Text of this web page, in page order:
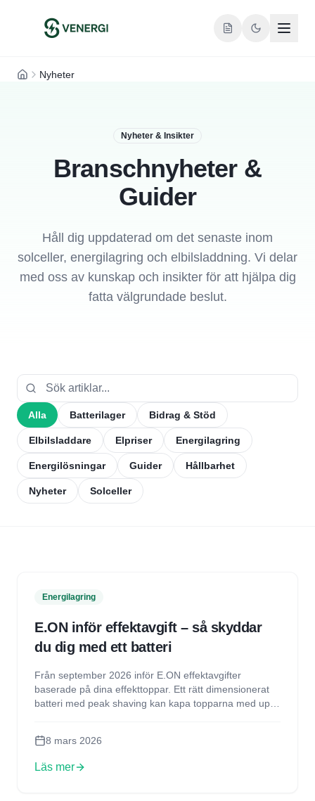
Hem
Nyheter
Nyheter & Insikter
Branschnyheter &
Guider
Håll dig uppdaterad om det senaste inom
solceller, energilagring och elbilsladdning. Vi delar
med oss av kunskap och insikter för att hjälpa dig
fatta välgrundade beslut.
Alla Batterilager Bidrag & Stöd
Elbilsladdare Elpriser Energilagring
Energilösningar Guider Hållbarhet
Nyheter Solceller
Energilagring
E.ON inför effektavgift – så skyddar
du dig med ett batteri
Från september 2026 inför E.ON effektavgifter
baserade på dina effekttoppar. Ett rätt dimensionerat
batteri med peak shaving kan kapa topparna med upp
8 mars 2026
Läs mer